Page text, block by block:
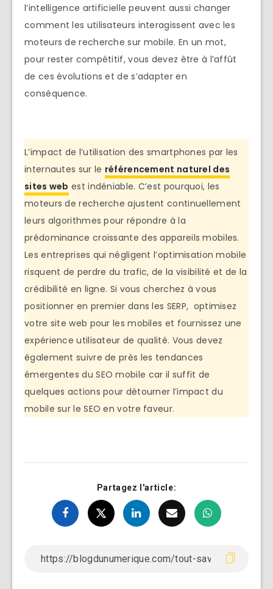
l’intelligence artificielle peuvent aussi changer
comment les utilisateurs interagissent avec les
moteurs de recherche sur mobile. En un mot,
pour rester compétitif, vous devez être à l’affût
de ces évolutions et de s’adapter en
conséquence.
L’impact de l’utilisation des smartphones par les
internautes sur le référencement naturel des
sites web est indéniable. C’est pourquoi, les
moteurs de recherche ajustent continuellement
leurs algorithmes pour répondre à la
prédominance croissante des appareils mobiles.
Les entreprises qui négligent l’optimisation mobile
risquent de perdre du trafic, de la visibilité et de la
crédibilité en ligne. Si vous cherchez à vous
positionner en premier dans les SERP, optimisez
votre site web pour les mobiles et fournissez une
expérience utilisateur de qualité. Vous devez
également suivre de près les tendances
émergentes du SEO mobile car il suffit de
quelques actions pour détourner l’impact du
mobile sur le SEO en votre faveur.
Partagez l'article: